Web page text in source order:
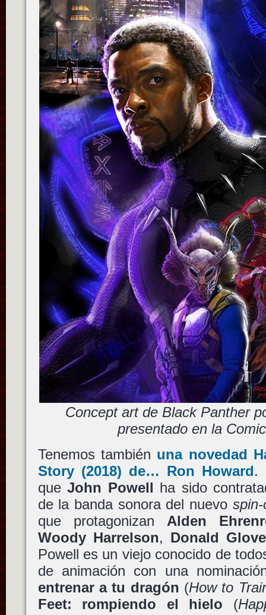
Concept art de Black Panther
presentado en la
Tenemos también una novedad
Story(2018) de… Ron Howard.
queJohn Powell ha sido
de la banda sonora del nuevo
que protagonizan Alden
Woody Harrelson, Donald
Powell es un viejo conocido de
de animación con una
entrenar a tu dragón (How to
Feet: rompiendo el hielo (